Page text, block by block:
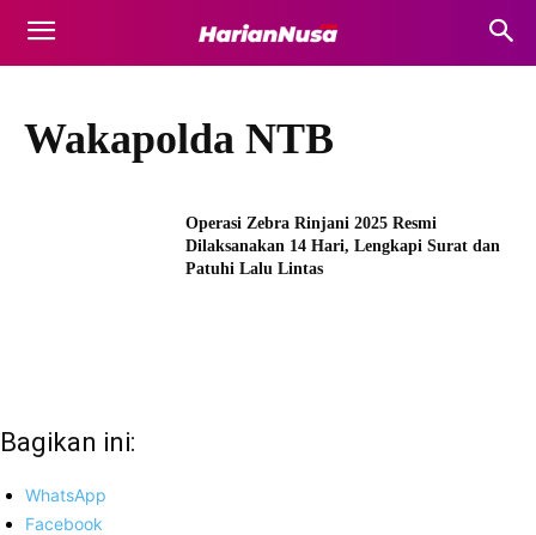
Wakapolda NTB
Operasi Zebra Rinjani 2025 Resmi
Dilaksanakan 14 Hari, Lengkapi Surat dan
Patuhi Lalu Lintas
Bagikan ini:
WhatsApp
Facebook